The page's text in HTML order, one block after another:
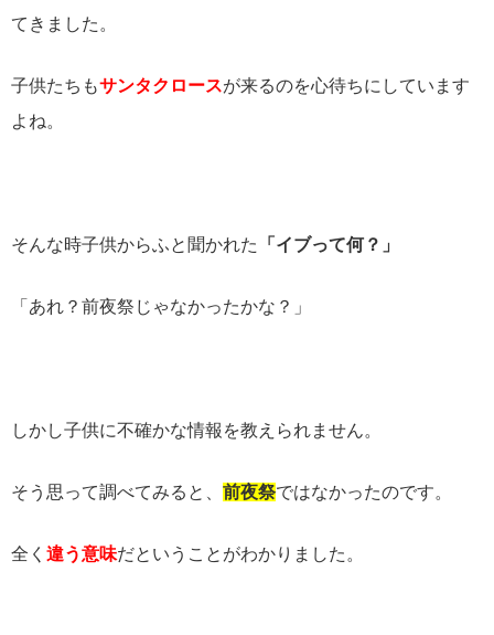
てきました。
子供たちもサンタクロースが来るのを心待ちにしています
よね。
そんな時子供からふと聞かれた 「イブって何？」
「あれ？前夜祭じゃなかったかな？」
しかし子供に不確かな情報を教えられません。
そう思って調べてみると、 前夜祭ではなかったのです。
全く 違う意味だということがわかりました。